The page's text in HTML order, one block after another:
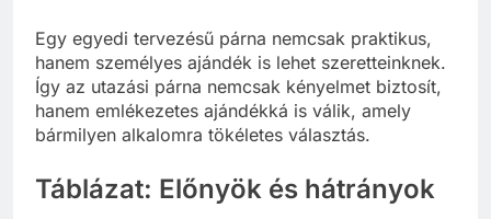
Egy egyedi tervezésű párna nemcsak praktikus,
hanem személyes ajándék is lehet szeretteinknek.
Így az utazási párna nemcsak kényelmet biztosít,
hanem emlékezetes ajándékká is válik, amely
bármilyen alkalomra tökéletes választás.
Táblázat: Előnyök és hátrányok